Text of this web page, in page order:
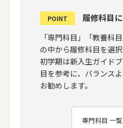
POINT 履修科目
「専門科目」「教養科
の中から履修科目を選択
初学期は新入生ガイド
目を参考に、バランス
お勧めします。
専門科目 一覧